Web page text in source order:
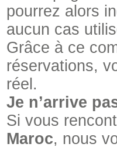
pourrez alors
aucun cas
Grâce à ce
réservations,
réel.
Je n’arrive
Si vous
Maroc, nous